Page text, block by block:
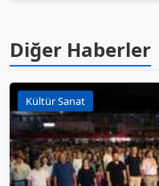
Diğer Haberler
Kültür Sanat